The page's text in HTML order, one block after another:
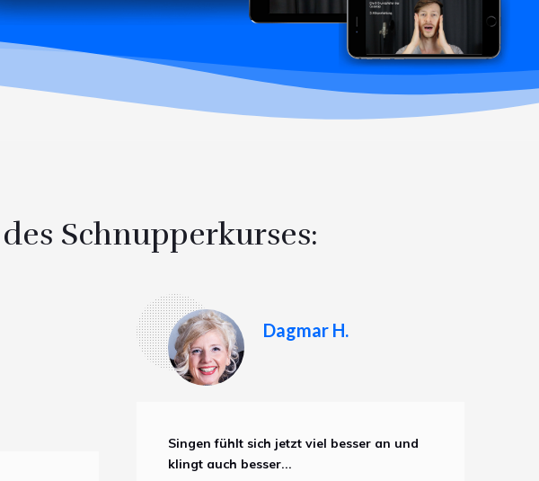
Schnupperkurses:
Dagmar H.
Singen fühlt sich jetzt viel besser an und
klingt auch besser...